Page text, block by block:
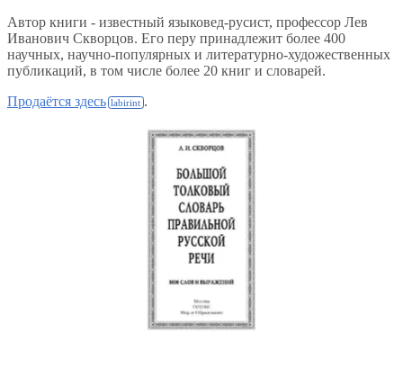
Автор книги - известный языковед-русист, профессор Лев
Иванович Скворцов. Его перу принадлежит более 400
научных, научно-популярных и литературно-художественных
публикаций, в том числе более 20 книг и словарей.
Продаётся здесь
.